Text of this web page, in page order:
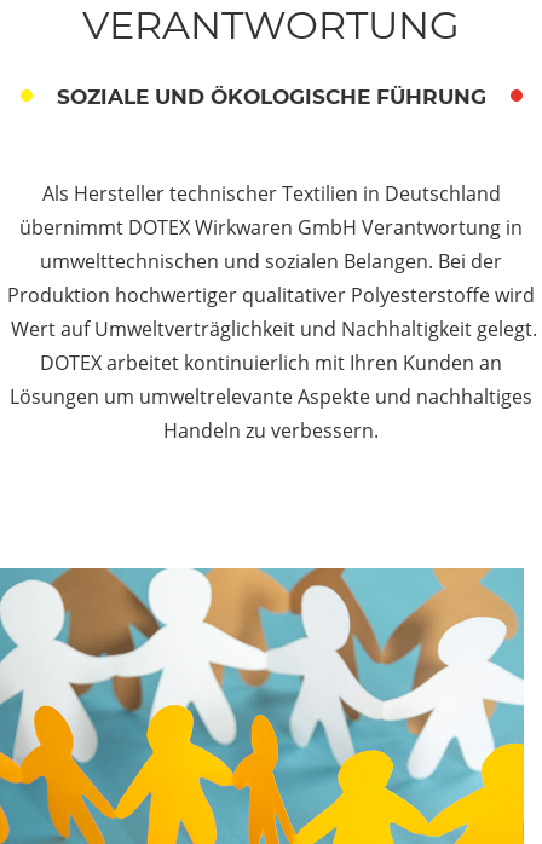
VERANTWORTUNG
SOZIALE UND ÖKOLOGISCHE FÜHRUNG
Als Hersteller technischer Textilien in Deutschland
übernimmt DOTEX Wirkwaren GmbH Verantwortung in
umwelttechnischen und sozialen Belangen. Bei der
Produktion hochwertiger qualitativer Polyesterstoffe wird
Wert auf Umweltverträglichkeit und Nachhaltigkeit gelegt.
DOTEX arbeitet kontinuierlich mit Ihren Kunden an
Lösungen um umweltrelevante Aspekte und nachhaltiges
Handeln zu verbessern.